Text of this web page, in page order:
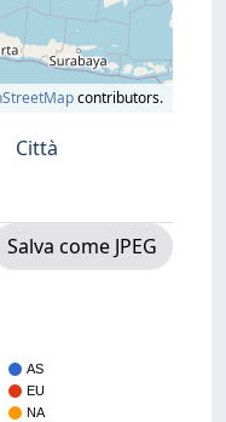
contributors.
Città
Salva come JPEG
AS
EU
NA